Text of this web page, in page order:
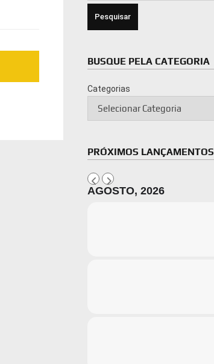
BUSQUE PELA CATEGORIA
Categorias
PRÓXIMOS LANÇAMENTOS
AGOSTO, 2026